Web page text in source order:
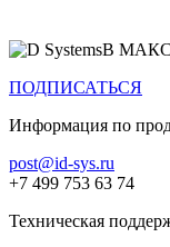
В МАКС
ПОДПИСАТЬСЯ
Информация по
post@id-sys.ru
+7 499 753 63 74
Техническая